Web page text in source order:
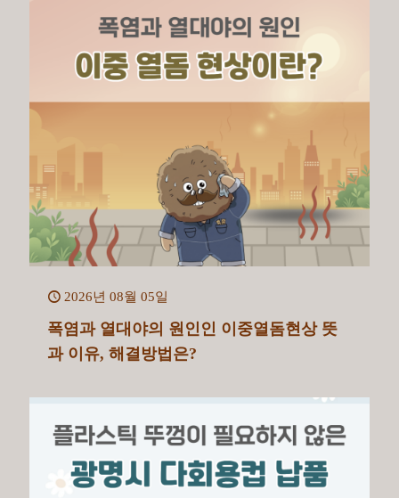
2026년 08월 05일
폭염과 열대야의 원인인 이중열돔현상 뜻
과 이유, 해결방법은?